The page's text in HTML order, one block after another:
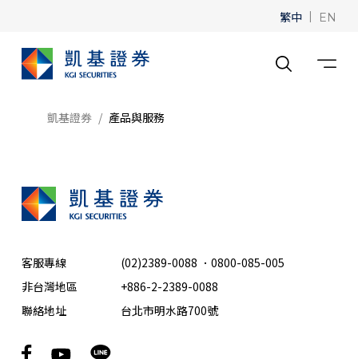
繁中 | EN
凱基證券 產品與服務
客服專線 (02)2389-0088 ． 0800-085-005
非台灣地區
+886-2-2389-0088
聯絡地址
台北市明水路700號